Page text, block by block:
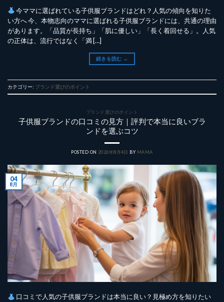
今ママに選ばれている子供服ブランドはどれ？人気の傾向を知りた
い方へ 今、本物志向のママに選ばれる子供服ブランドには、共通の理由
があります。「品質が長持ち」「肌に優しい」「長く着回せる」。人気
の正体は、流行ではなく「満 […]
続きを読む →
カテゴリー: ブランド選びのポイント
ブランド選びのポイント
子供服ブランドの口コミの見方｜評判で本当に良いブラ
ンドを選ぶコツ
POSTED ON 2026年8月4日 BY MAMA
04
8月
口コミで人気の子供服ブランドは本当に良い？見極め方を知りたい